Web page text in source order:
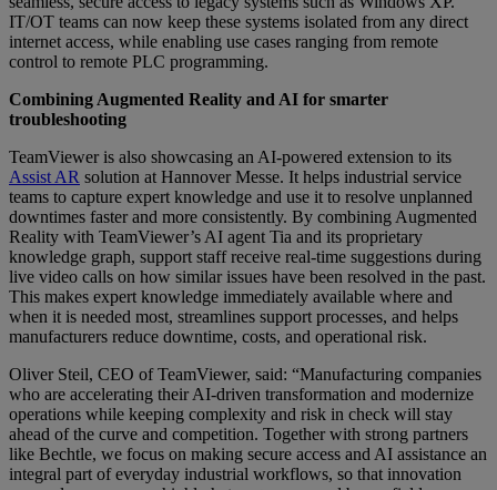
IT/OT teams can now keep these systems isolated from any direct
internet access, while enabling use cases ranging from remote
control to remote PLC programming.
Combining Augmented Reality and AI for smarter
troubleshooting
TeamViewer is also showcasing an AI-powered extension to its
Assist AR solution at Hannover Messe. It helps industrial service
teams to capture expert knowledge and use it to resolve unplanned
downtimes faster and more consistently. By combining Augmented
Reality with TeamViewer’s AI agent Tia and its proprietary
knowledge graph, support staff receive real-time suggestions during
live video calls on how similar issues have been resolved in the past.
This makes expert knowledge immediately available where and
when it is needed most, streamlines support processes, and helps
manufacturers reduce downtime, costs, and operational risk.
Oliver Steil, CEO of TeamViewer, said: “Manufacturing companies
who are accelerating their AI-driven transformation and modernize
operations while keeping complexity and risk in check will stay
ahead of the curve and competition. Together with strong partners
like Bechtle, we focus on making secure access and AI assistance an
integral part of everyday industrial workflows, so that innovation